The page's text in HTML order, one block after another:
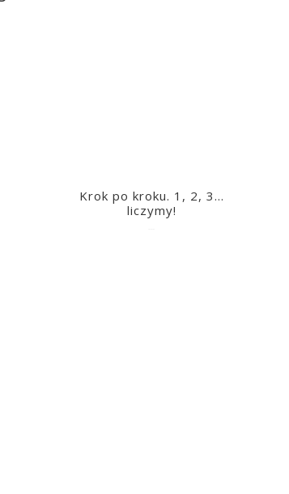
Krok po kroku. 1, 2, 3…
liczymy!